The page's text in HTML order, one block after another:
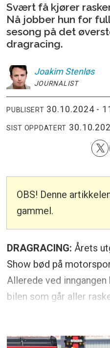
Svært få kjører
Nå jobber hun for
sesong på det
dragracing.
Joakim Stenløs
JOURNALIST
PUBLISERT 30.10.2024 -
SIST OPPDATERT
OBS! Denne
gammel.
DRAGRACING: Årets
Show bød på
Allerede ved
bilen som går aller